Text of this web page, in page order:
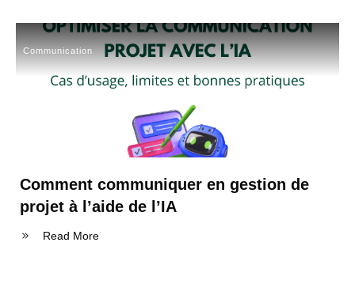
Communication
Comment communiquer en gestion de
projet à l’aide de l’IA
Read More